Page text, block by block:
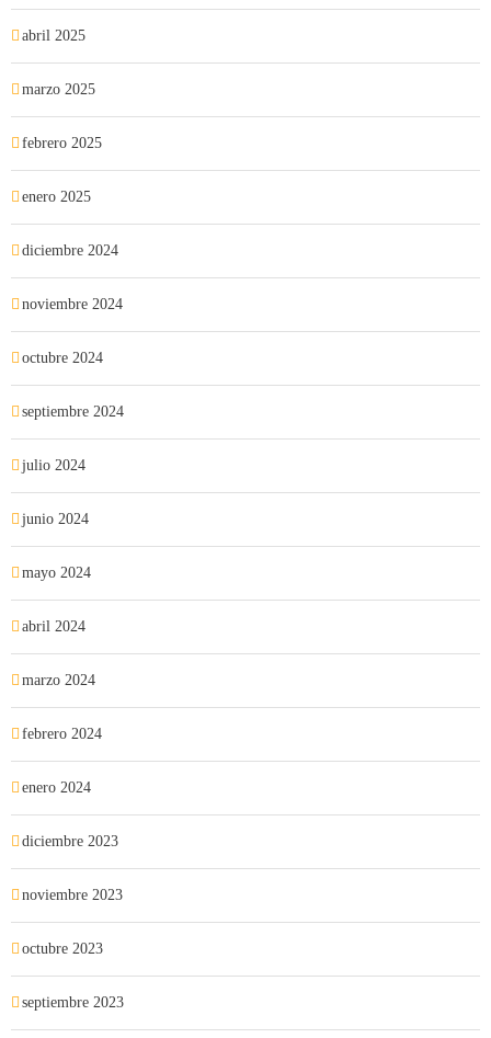
abril 2025
marzo 2025
febrero 2025
enero 2025
diciembre 2024
noviembre 2024
octubre 2024
septiembre 2024
julio 2024
junio 2024
mayo 2024
abril 2024
marzo 2024
febrero 2024
enero 2024
diciembre 2023
noviembre 2023
octubre 2023
septiembre 2023